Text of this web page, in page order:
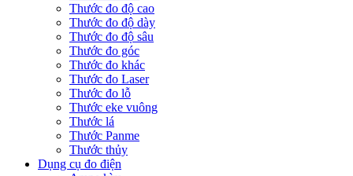
Thước đo độ cao
Thước đo độ dày
Thước đo độ sâu
Thước đo góc
Thước đo khác
Thước đo Laser
Thước đo lỗ
Thước eke vuông
Thước lá
Thước Panme
Thước thủy
Dụng cụ đo điện